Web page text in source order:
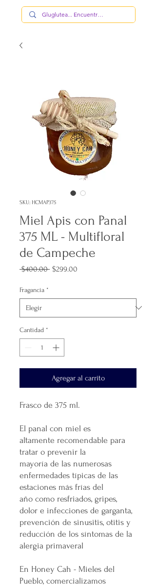
SKU: HCMAP375
Miel Apis con Panal
375 ML - Multifloral
de Campeche
$400.00 Precio
$299.00
Fragancia *
Cantidad *
Agregar al carrito
Frasco de 375 ml.
El panal con miel es
altamente recomendable para
tratar o prevenir la
mayoría de las numerosas
enfermedades típicas de las
estaciones más frías del
año como resfriados, gripes,
dolor e infecciones de garganta,
prevención de sinusitis, otitis y
reducción de los síntomas de la
alergia primaveral
En Honey Cah - Mieles del
Pueblo, comercializamos